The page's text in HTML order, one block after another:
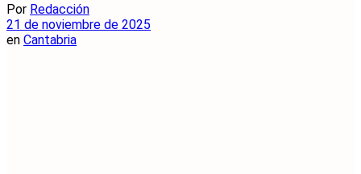
Por Redacción
21 de noviembre de 2025
en Cantabria